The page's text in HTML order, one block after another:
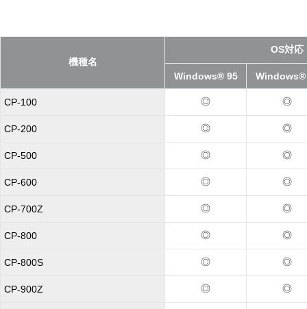
機種名
OS対応
Windows® 95 Windows®
CP-100 ◎ ◎
CP-200 ◎ ◎
CP-500 ◎ ◎
CP-600 ◎ ◎
CP-700Z ◎ ◎
CP-800 ◎ ◎
CP-800S ◎ ◎
CP-900Z ◎ ◎